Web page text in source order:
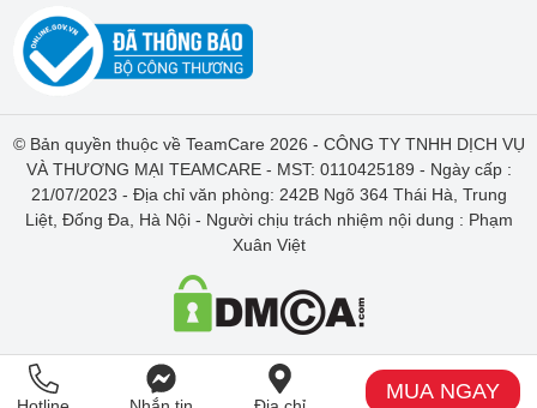
vào bề mặt dính.
Bước 2:Đặt miếng dán lên màn hình Apple Watch, bắt
đầu từ giữa và từ từ ép ra các cạnh.
để loại bỏ bọt khí.
Bước 4:Kiểm tra lại toàn bộ màn hình để đảm bảo không
có bọt khí hoặc bám bụi.
Nếu có bọt khí, dùng thẻ tín dụng hoặc công cụ
Nếu bạn không tự tin vào khả năng dán miếng dán cường lực
của mình, dịch vụ dán màn hình tại TeamCare là một lựa chọn
tuyệt vời.
TeamCare sẽ vệ sinh màn hình Apple Watch của bạn một cách
MUA NGAY
© Bản quyền thuộc về TeamCare 2026 - CÔNG TY TNHH DỊCH VỤ
VÀ THƯƠNG MẠI TEAMCARE - MST: 0110425189 - Ngày cấp :
21/07/2023 - Địa chỉ văn phòng: 242B Ngõ 364 Thái Hà, Trung
Liệt, Đống Đa, Hà Nội - Người chịu trách nhiệm nội dung : Phạm
Xuân Việt